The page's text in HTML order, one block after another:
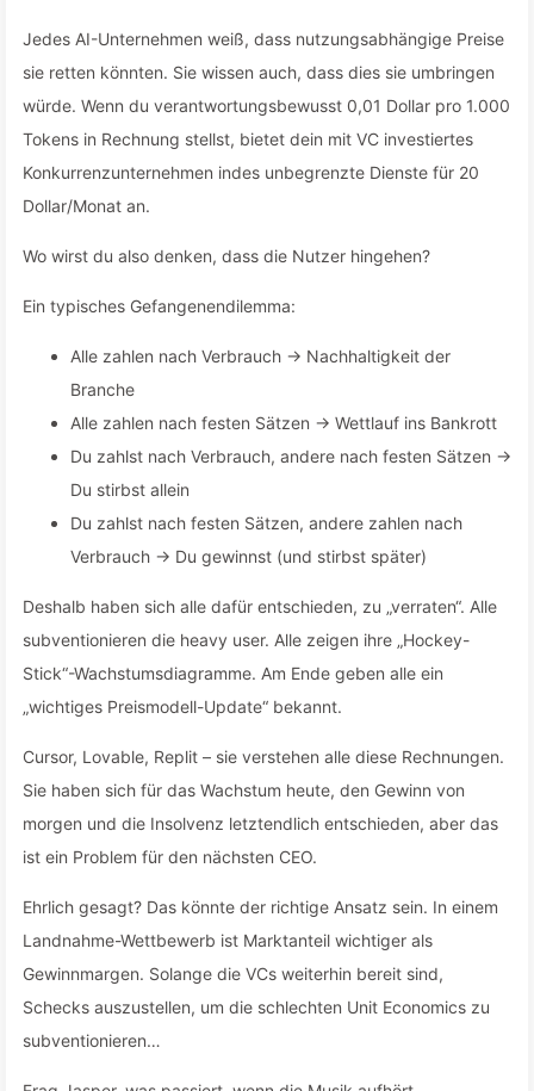
Jedes AI-Unternehmen weiß, dass nutzungsabhängige Preise
sie retten könnten. Sie wissen auch, dass dies sie umbringen
würde. Wenn du verantwortungsbewusst 0,01 Dollar pro 1.000
Tokens in Rechnung stellst, bietet dein mit VC investiertes
Konkurrenzunternehmen indes unbegrenzte Dienste für 20
Dollar/Monat an.
Wo wirst du also denken, dass die Nutzer hingehen?
Ein typisches Gefangenendilemma:
Alle zahlen nach Verbrauch → Nachhaltigkeit der
Branche
Alle zahlen nach festen Sätzen → Wettlauf ins Bankrott
Du zahlst nach Verbrauch, andere nach festen Sätzen →
Du stirbst allein
Du zahlst nach festen Sätzen, andere zahlen nach
Verbrauch → Du gewinnst (und stirbst später)
Deshalb haben sich alle dafür entschieden, zu „verraten“. Alle
subventionieren die heavy user. Alle zeigen ihre „Hockey-
Stick“-Wachstumsdiagramme. Am Ende geben alle ein
„wichtiges Preismodell-Update“ bekannt.
Cursor, Lovable, Replit – sie verstehen alle diese Rechnungen.
Sie haben sich für das Wachstum heute, den Gewinn von
morgen und die Insolvenz letztendlich entschieden, aber das
ist ein Problem für den nächsten CEO.
Ehrlich gesagt? Das könnte der richtige Ansatz sein. In einem
Landnahme-Wettbewerb ist Marktanteil wichtiger als
Gewinnmargen. Solange die VCs weiterhin bereit sind,
Schecks auszustellen, um die schlechten Unit Economics zu
subventionieren…